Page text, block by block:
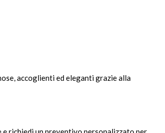
accoglienti ed eleganti grazie alla